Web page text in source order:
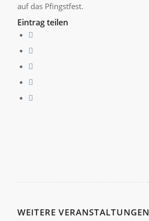
auf das Pfingstfest.
Eintrag teilen
WEITERE VERANSTALTUNGEN